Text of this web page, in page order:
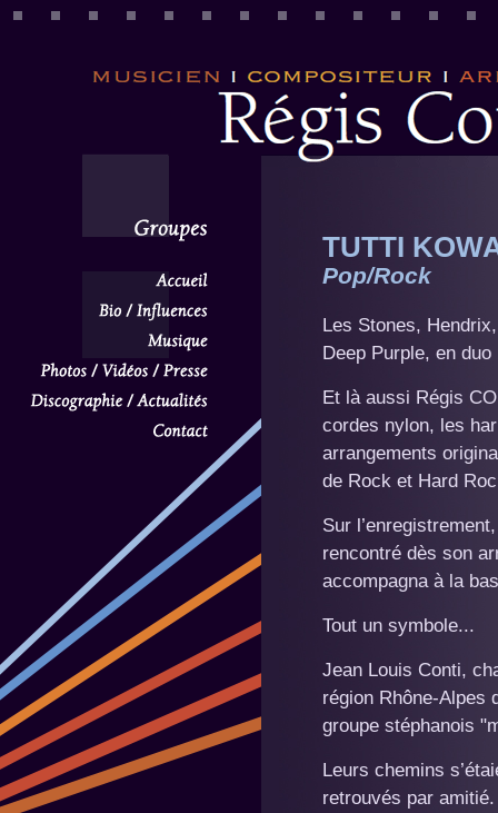
TUTTI
Pop/Rock
Les Stones,
Deep Purple, en duo
Et là aussi Régis
cordes nylon, les
arrangements
de Rock et Hard
Sur
rencontré dès son
accompagna à la
Tout un symbole...
Jean Louis Conti,
région Rhône-Alpes
groupe stéphanois
Leurs chemins
retrouvés par amitié.